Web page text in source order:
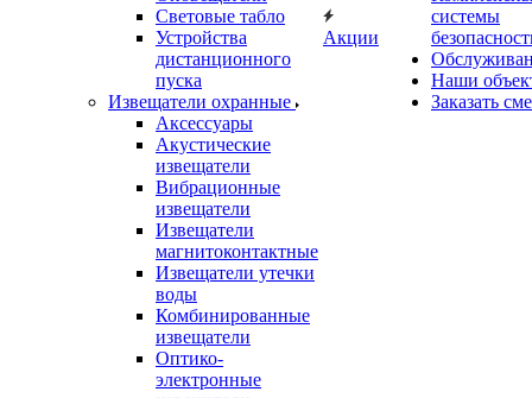
Световые табло
Устройства
дистанционного
пуска
Извещатели охранные
Аксессуары
Акустические
извещатели
Вибрационные
извещатели
Извещатели
магнитоконтактные
Извещатели утечки
воды
Комбинированные
извещатели
Оптико-
электронные
Акции
системы
Наши
Заказать